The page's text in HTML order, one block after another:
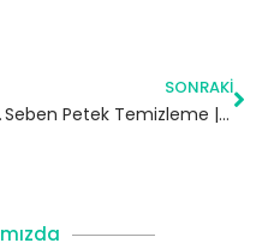
Servis
SONRAKI
Seben Petek Temizleme | Bolu